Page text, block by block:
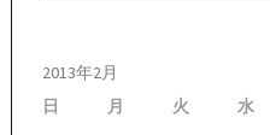
2013年2月
日
月 火 水